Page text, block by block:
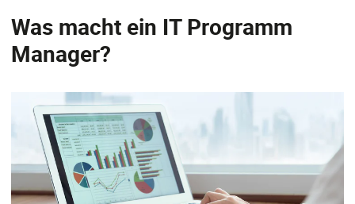
Was macht ein IT Programm
Manager?